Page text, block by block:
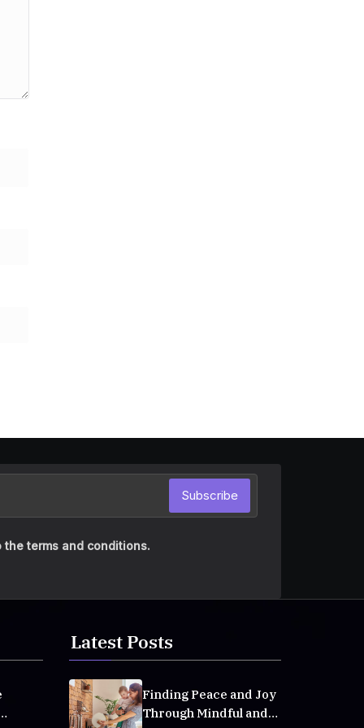
terms and conditions.
Subscribe
Latest Posts
Finding Peace and Joy
Through Mindful and